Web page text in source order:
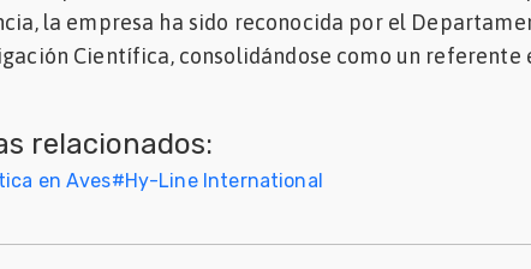
la empresa ha sido reconocida por el
Científica, consolidándose como un referente
relacionados:
en Aves#Hy-Line International